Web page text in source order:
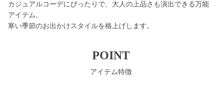
カジュアルコーデにぴったりで、大人の上品さも演出できる万能
アイテム。
寒い季節のお出かけスタイルを格上げします。
POINT
アイテム特徴